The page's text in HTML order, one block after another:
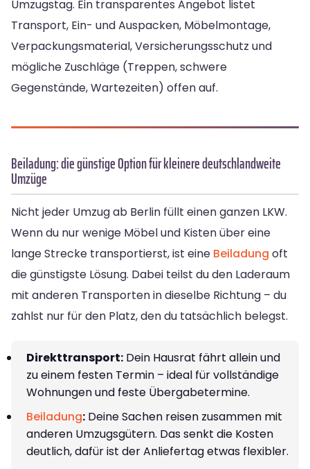
Umzugstag. Ein transparentes Angebot listet
Transport, Ein- und Auspacken, Möbelmontage,
Verpackungsmaterial, Versicherungsschutz und
mögliche Zuschläge (Treppen, schwere
Gegenstände, Wartezeiten) offen auf.
Beiladung: die günstige Option für kleinere deutschlandweite
Umzüge
Nicht jeder Umzug ab Berlin füllt einen ganzen LKW.
Wenn du nur wenige Möbel und Kisten über eine
lange Strecke transportierst, ist eine Beiladung oft
die günstigste Lösung. Dabei teilst du den Laderaum
mit anderen Transporten in dieselbe Richtung – du
zahlst nur für den Platz, den du tatsächlich belegst.
Direkttransport: Dein Hausrat fährt allein und
zu einem festen Termin – ideal für vollständige
Wohnungen und feste Übergabetermine.
Beiladung: Deine Sachen reisen zusammen mit
anderen Umzugsgütern. Das senkt die Kosten
deutlich, dafür ist der Anliefertag etwas flexibler.